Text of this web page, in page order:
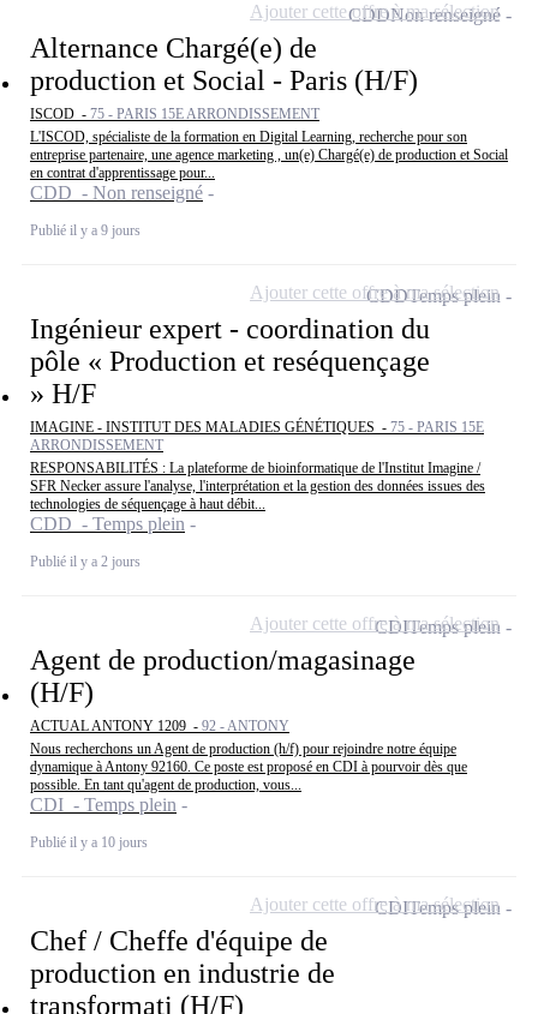
Alternance Chargé(e) de
production et Social - Paris (H/F)
ISCOD - 75 - PARIS 15E ARRONDISSEMENT
L'ISCOD, spécialiste de la formation en Digital Learning, recherche pour son
entreprise partenaire, une agence marketing , un(e) Chargé(e) de production et Social
en contrat d'apprentissage pour...
CDD - Non renseigné
Publié il y a 9 jours
CDDNon renseigné
Ajouter cette offre à ma sélection
Ingénieur expert - coordination du
pôle « Production et reséquençage
» H/F
IMAGINE - INSTITUT DES MALADIES GÉNÉTIQUES - 75 - PARIS 15E
ARRONDISSEMENT
RESPONSABILITÉS : La plateforme de bioinformatique de l'Institut Imagine /
SFR Necker assure l'analyse, l'interprétation et la gestion des données issues des
technologies de séquençage à haut débit...
CDD - Temps plein
Publié il y a 2 jours
CDDTemps plein
Ajouter cette offre à ma sélection
Agent de production/magasinage
(H/F)
ACTUAL ANTONY 1209 - 92 - ANTONY
Nous recherchons un Agent de production (h/f) pour rejoindre notre équipe
dynamique à Antony 92160. Ce poste est proposé en CDI à pourvoir dès que
possible. En tant qu'agent de production, vous...
CDI - Temps plein
Publié il y a 10 jours
CDITemps plein
Ajouter cette offre à ma sélection
Chef / Cheffe d'équipe de
production en industrie de
transformati (H/F)
CDITemps plein
Ajouter cette offre à ma sélection